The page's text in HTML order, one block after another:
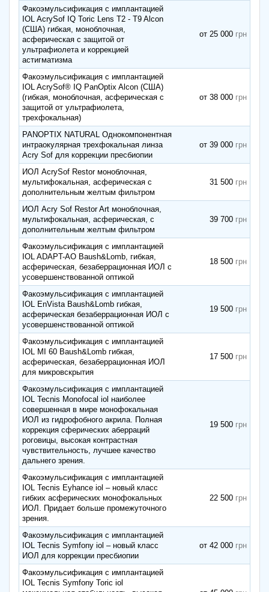
Факоэмульсификация с имплантацией
IOL AcrySof IQ Toric Lens T2 - T9 Alcon
(США) гибкая, моноблочная,
асферическая с защитой от
ультрафиолета и коррекцией
астигматизма
от 25 000
Факоэмульсификация с имплантацией
IOL AcrySof® IQ PanOptix Alcon (США)
(гибкая, моноблочная, асферическая с
защитой от ультрафиолета,
трехфокальная)
от 38 000
PANOPTIX NATURAL Однокомпонентная
интраокулярная трехфокальная линза
Acry Sof для коррекции пресбиопии
от 39 000
ИОЛ AcrySof Restor моноблочная,
мультифокальная, асферическая с
дополнительным желтым фильтром
31 500
ИОЛ Acry Sof Restor Art моноблочная,
мультифокальная, асферическая, с
дополнительным желтым фильтром
39 700
Факоэмульсификация с имплантацией
IOL ADAPT-AO Baush&Lomb, гибкая,
асферическая, безаберрационная ИОЛ с
усовершенствованной оптикой
18 500
Факоэмульсификация с имплантацией
IOL EnVista Baush&Lomb гибкая,
асферическая безаберрационная ИОЛ с
усовершенствованной оптикой
19 500
Факоэмульсификация с имплантацией
IOL MI 60 Baush&Lomb гибкая,
асферическая, безаберрационная ИОЛ
для микровскрытия
17 500
Факоэмульсификация с имплантацией
IOL Tecnis Monofocal iol наиболее
совершенная в мире монофокальная
ИОЛ из гидрофобного акрила. Полная
коррекция сферических аберраций
роговицы, высокая контрастная
чувствительность, лучшее качество
дальнего зрения.
19 500
Факоэмульсификация с имплантацией
IOL Tecnis Eyhance iol – новый класс
гибких асферических монофокальных
ИОЛ. Придает больше промежуточного
зрения.
22 500
Факоэмульсификация с имплантацией
IOL Tecnis Symfony iol – новый класс
ИОЛ для коррекции пресбиопии
от 42 000
Факоэмульсификация с имплантацией
IOL Tecnis Symfony Toric iol